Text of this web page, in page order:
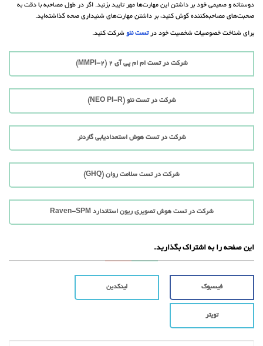
دوستانه و صمیمی خود بر داشتن این مهارت‌ها مهر تایید بزنید. اگر در طول مصاحبه با دقت به
صحبت‌های مصاحبه‌کننده گوش کنید، بر داشتن مهارت‌های شنیداری صحه گذاشته‌اید.
برای شناخت خصوصیات شخصیت خود درتست نئو شرکت کنید.
شرکت در تست ام ام پی آی 2 (MMPI-2)
شرکت در تست نئو (NEO PI-R)
شرکت در تست هوش استعدادیابی گاردنر
شرکت در تست سلامت روان (GHQ)
شرکت در تست هوش تصویری ریون استاندارد Raven-SPM
این صفحه را به اشتراک بگذارید.
فیسبوک لینکدین
تویتر